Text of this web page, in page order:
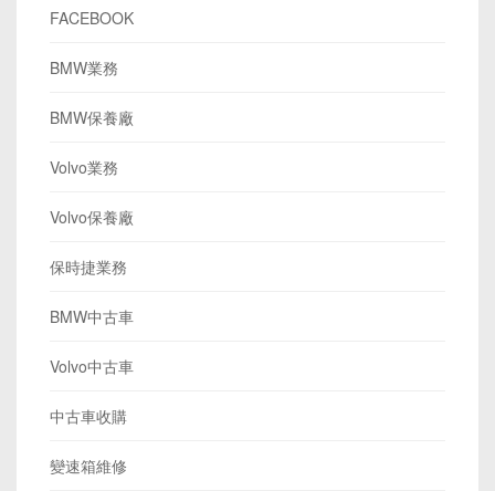
FACEBOOK
BMW業務
BMW保養廠
Volvo業務
Volvo保養廠
保時捷業務
BMW中古車
Volvo中古車
中古車收購
變速箱維修